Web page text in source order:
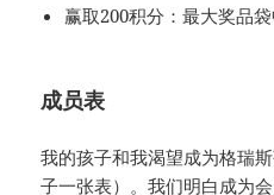
赢取200积分：最大奖品
成员表
我的孩子和我渴望成为格瑞
子一张表）。我们明白成为